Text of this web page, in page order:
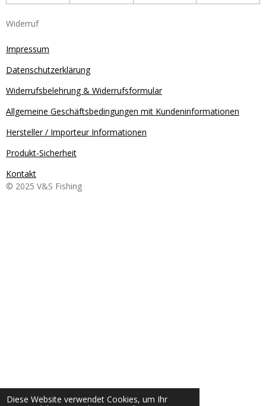
Diese Website verwendet Cookies, um Ihr
Widerruf
Impressum
Datenschutzerklärung
Widerrufsbelehrung & Widerrufsformular
Allgemeine Geschäftsbedingungen mit Kundeninformationen
Hersteller / Importeur Informationen
Produkt-Sicherheit
Kontakt
© 2025 V&S Fishing